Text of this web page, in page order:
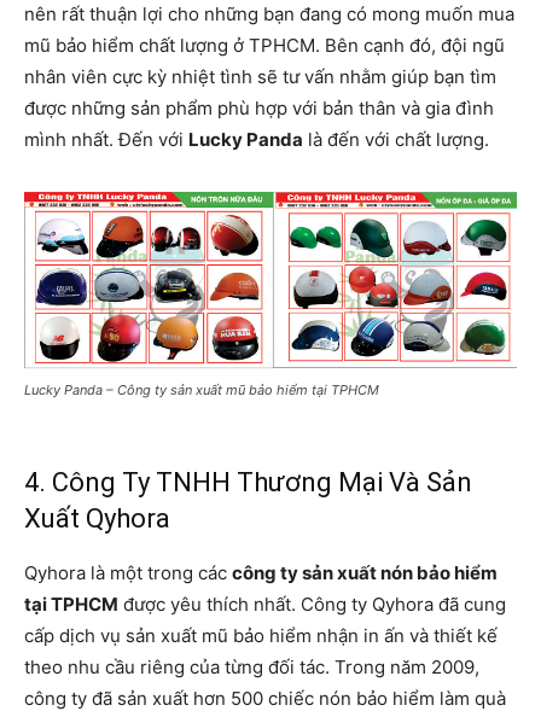
nên rất thuận lợi cho những bạn đang có mong muốn mua
mũ bảo hiểm chất lượng ở TPHCM. Bên cạnh đó, đội ngũ
nhân viên cực kỳ nhiệt tình sẽ tư vấn nhằm giúp bạn tìm
được những sản phẩm phù hợp với bản thân và gia đình
mình nhất. Đến với Lucky Panda là đến với chất lượng.
Lucky Panda – Công ty sản xuất mũ bảo hiểm tại TPHCM
4. Công Ty TNHH Thương Mại Và Sản
Xuất Qyhora
Qyhora là một trong các công ty sản xuất nón bảo hiểm
tại TPHCM được yêu thích nhất. Công ty Qyhora đã cung
cấp dịch vụ sản xuất mũ bảo hiểm nhận in ấn và thiết kế
theo nhu cầu riêng của từng đối tác. Trong năm 2009,
công ty đã sản xuất hơn 500 chiếc nón bảo hiểm làm quà